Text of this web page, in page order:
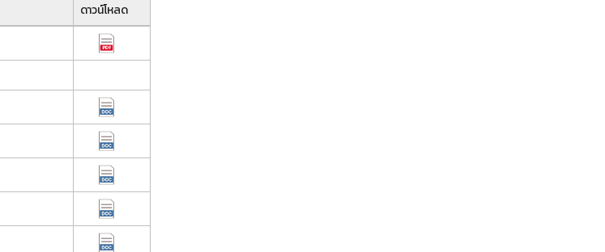
ดาวน์โหลด